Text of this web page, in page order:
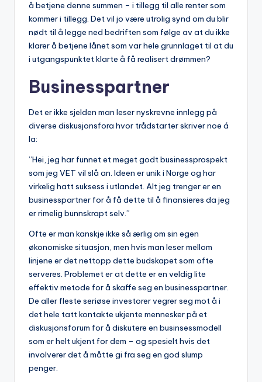
å betjene denne summen – i tillegg til alle renter som
kommer i tillegg. Det vil jo være utrolig synd om du blir
nødt til å legge ned bedriften som følge av at du ikke
klarer å betjene lånet som var hele grunnlaget til at du
i utgangspunktet klarte å få realisert drømmen?
Businesspartner
Det er ikke sjelden man leser nyskrevne innlegg på
diverse diskusjonsfora hvor trådstarter skriver noe á
la:
”Hei, jeg har funnet et meget godt businessprospekt
som jeg VET vil slå an. Ideen er unik i Norge og har
virkelig hatt suksess i utlandet. Alt jeg trenger er en
businesspartner for å få dette til å finansieres da jeg
er rimelig bunnskrapt selv.”
Ofte er man kanskje ikke så ærlig om sin egen
økonomiske situasjon, men hvis man leser mellom
linjene er det nettopp dette budskapet som ofte
serveres. Problemet er at dette er en veldig lite
effektiv metode for å skaffe seg en businesspartner.
De aller fleste seriøse investorer vegrer seg mot å i
det hele tatt kontakte ukjente mennesker på et
diskusjonsforum for å diskutere en businsessmodell
som er helt ukjent for dem – og spesielt hvis det
involverer det å måtte gi fra seg en god slump
penger.